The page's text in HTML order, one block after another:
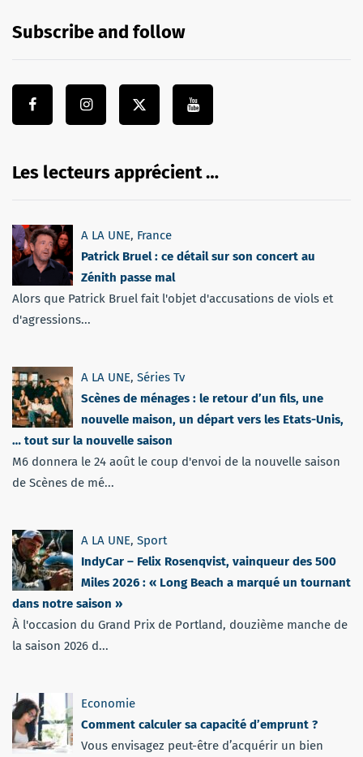
Subscribe and follow
Les lecteurs apprécient …
A LA UNE, France
Patrick Bruel : ce détail sur son concert au
Zénith passe mal
Alors que Patrick Bruel fait l'objet d'accusations de viols et
d'agressions...
A LA UNE, Séries Tv
Scènes de ménages : le retour d’un fils, une
nouvelle maison, un départ vers les Etats-Unis,
… tout sur la nouvelle saison
M6 donnera le 24 août le coup d'envoi de la nouvelle saison
de Scènes de mé...
A LA UNE, Sport
IndyCar – Felix Rosenqvist, vainqueur des 500
Miles 2026 : « Long Beach a marqué un tournant
dans notre saison »
À l'occasion du Grand Prix de Portland, douzième manche de
la saison 2026 d...
Economie
Comment calculer sa capacité d’emprunt ?
Vous envisagez peut-être d’acquérir un bien